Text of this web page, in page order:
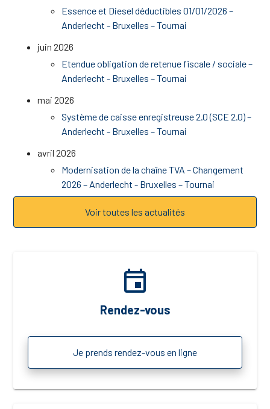
Essence et Diesel déductibles 01/01/2026 –
Anderlecht - Bruxelles – Tournai
juin 2026
Etendue obligation de retenue fiscale / sociale –
Anderlecht - Bruxelles – Tournai
mai 2026
Système de caisse enregistreuse 2.0 (SCE 2.0) –
Anderlecht - Bruxelles – Tournai
avril 2026
Modernisation de la chaîne TVA – Changement
2026 – Anderlecht - Bruxelles – Tournai
Voir toutes les actualités
event
Rendez-vous
Je prends rendez-vous en ligne